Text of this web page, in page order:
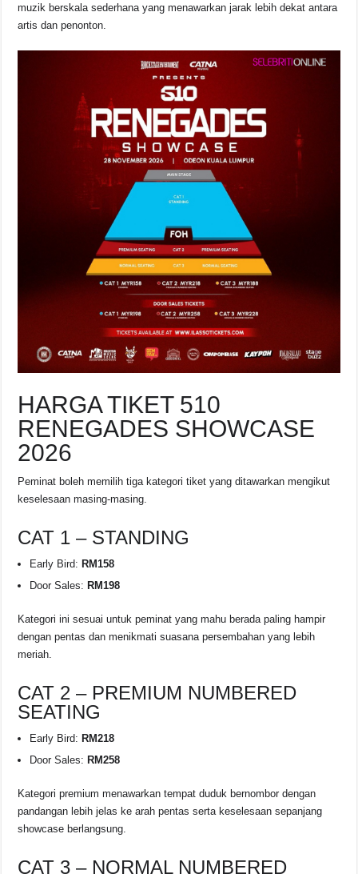
muzik berskala sederhana yang menawarkan jarak lebih dekat antara
artis dan penonton.
HARGA TIKET 510
RENEGADES SHOWCASE
2026
Peminat boleh memilih tiga kategori tiket yang ditawarkan mengikut
keselesaan masing-masing.
CAT 1 – STANDING
Early Bird: RM158
Door Sales: RM198
Kategori ini sesuai untuk peminat yang mahu berada paling hampir
dengan pentas dan menikmati suasana persembahan yang lebih
meriah.
CAT 2 – PREMIUM NUMBERED
SEATING
Early Bird: RM218
Door Sales: RM258
Kategori premium menawarkan tempat duduk bernombor dengan
pandangan lebih jelas ke arah pentas serta keselesaan sepanjang
showcase berlangsung.
CAT 3 – NORMAL NUMBERED